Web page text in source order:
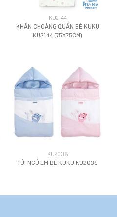
KU2144
KHĂN CHOÀNG QUẤN BÉ KUKU
KU2144 (75X75CM)
KU2038
TÚI NGỦ EM BÉ KUKU KU2038